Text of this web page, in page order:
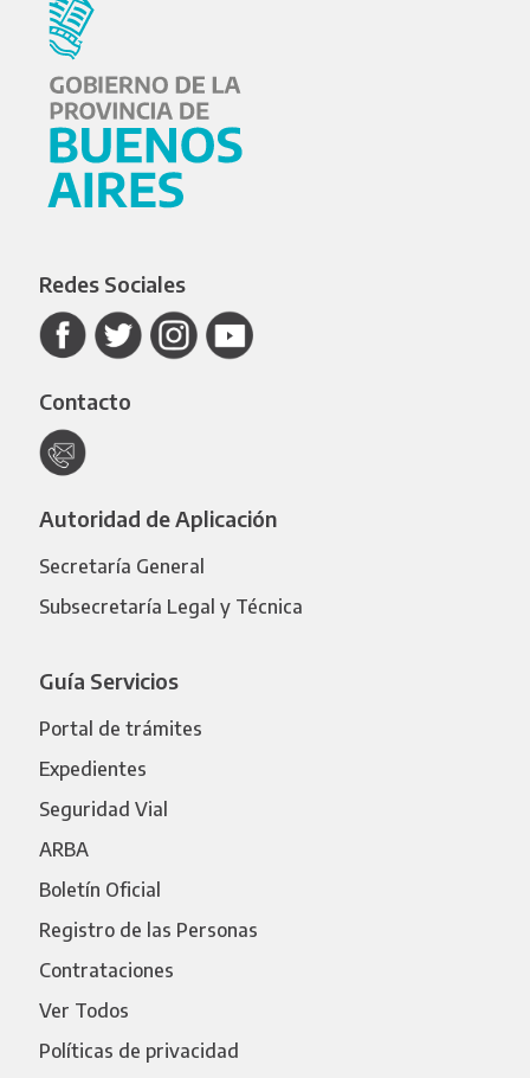
Redes Sociales
Contacto
Autoridad de Aplicación
Secretaría General
Subsecretaría Legal y Técnica
Guía Servicios
Portal de trámites
Expedientes
Seguridad Vial
ARBA
Boletín Oficial
Registro de las Personas
Contrataciones
Ver Todos
Políticas de privacidad